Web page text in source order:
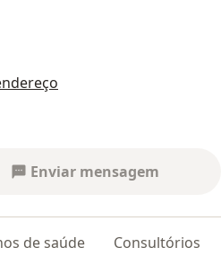
Enviar mensagem
de saúde Consultórios